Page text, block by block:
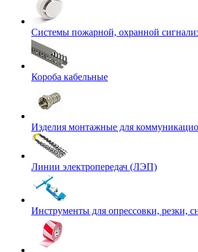
Системы пожарной, охранной
Короба кабельные
Изделия монтажные для
Линии электропередач (ЛЭП)
Инструменты для опрессовки, резки,